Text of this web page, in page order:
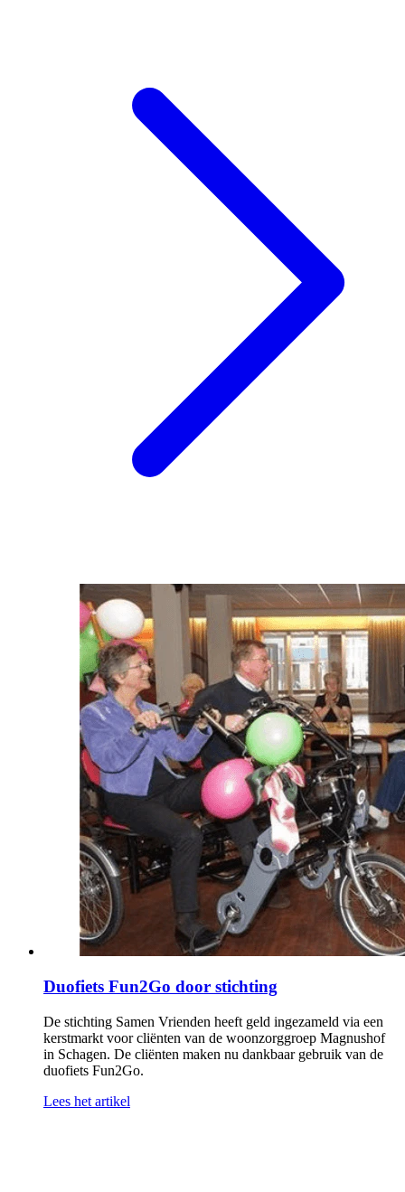
Duofiets Fun2Go door stichting
De stichting Samen Vrienden heeft geld ingezameld via een
kerstmarkt voor cliënten van de woonzorggroep Magnushof
in Schagen. De cliënten maken nu dankbaar gebruik van de
duofiets Fun2Go.
Lees het artikel